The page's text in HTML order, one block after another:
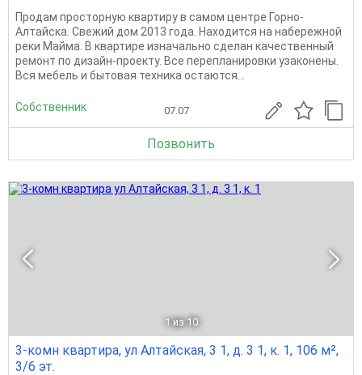
Продам просторную квартиру в самом центре Горно-
Алтайска. Свежий дом 2013 года. Находится на набережной
реки Майма. В квартире изначально сделан качественный
ремонт по дизайн-проекту. Все перепланировки узаконены.
Вся мебель и бытовая техника остаются...
Собственник 07.07
Позвонить
1 из 10
3-комн квартира, ул Алтайская, 3 1, д. 3 1, к. 1, 106 м²,
3/6 эт.